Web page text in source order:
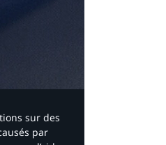
sur des
par